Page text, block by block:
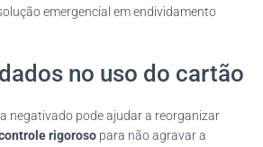
emergencial em endividamento
no uso do cartão
negativado pode ajudar a reorganizar
rigoroso para não agravar a